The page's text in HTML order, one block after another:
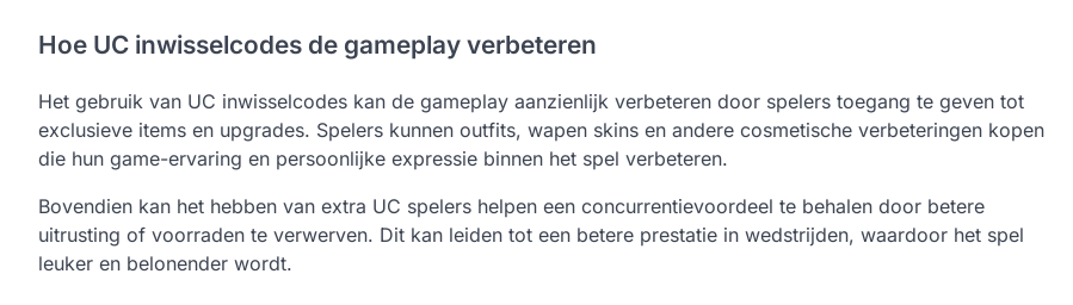
Hoe UC inwisselcodes de gameplay verbeteren
Het gebruik van UC inwisselcodes kan de gameplay aanzienlijk verbeteren door spelers toegang te geven tot
exclusieve items en upgrades. Spelers kunnen outfits, wapen skins en andere cosmetische verbeteringen kopen
die hun game-ervaring en persoonlijke expressie binnen het spel verbeteren.
Bovendien kan het hebben van extra UC spelers helpen een concurrentievoordeel te behalen door betere
uitrusting of voorraden te verwerven. Dit kan leiden tot een betere prestatie in wedstrijden, waardoor het spel
leuker en belonender wordt.